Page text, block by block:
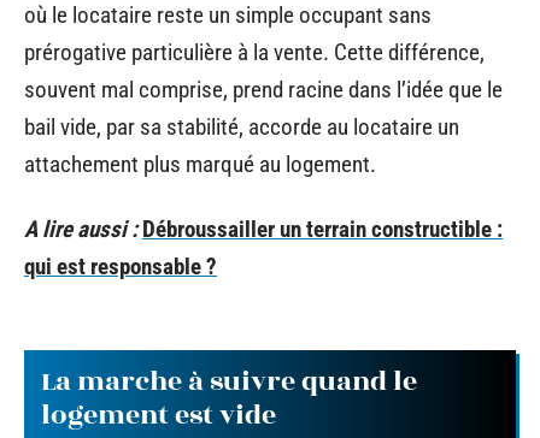
où le locataire reste un simple occupant sans
prérogative particulière à la vente. Cette différence,
souvent mal comprise, prend racine dans l’idée que le
bail vide, par sa stabilité, accorde au locataire un
attachement plus marqué au logement.
A lire aussi : Débroussailler un terrain constructible :
qui est responsable ?
La marche à suivre quand le
logement est vide